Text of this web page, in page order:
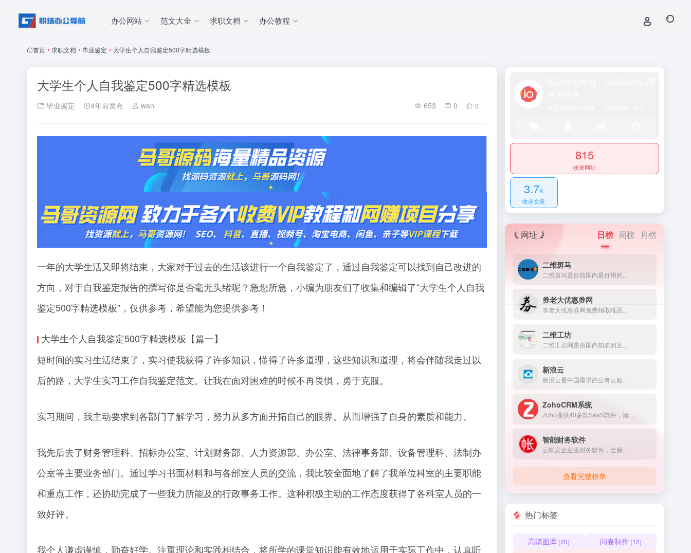
办公网站 范文大全 求职文档 办公教程
首页 • 求职文档 • 毕业鉴定 • 大学生个人自我鉴定500字精选模板
大学生个人自我鉴定500字精选模板
毕业鉴定 4年前发布 wan 653 0 0
一年的大学生活又即将结束，大家对于过去的生活该进行一个自我鉴定了，通过自我鉴定可以找到自己改进的
方向，对于自我鉴定报告的撰写你是否毫无头绪呢？急您所急，小编为朋友们了收集和编辑了“大学生个人自我
鉴定500字精选模板”，仅供参考，希望能为您提供参考！
大学生个人自我鉴定500字精选模板【篇一】
短时间的实习生活结束了，实习使我获得了许多知识，懂得了许多道理，这些知识和道理，将会伴随我走过以
后的路，大学生实习工作自我鉴定范文。让我在面对困难的时候不再畏惧，勇于克服。
实习期间，我主动要求到各部门了解学习，努力从多方面开拓自己的眼界。从而增强了自身的素质和能力。
我先后去了财务管理科、招标办公室、计划财务部、人力资源部、办公室、法律事务部、设备管理科、法制办
公室等主要业务部门。通过学习书面材料和与各部室人员的交流，我比较全面地了解了我单位科室的主要职能
和重点工作，还协助完成了一些我力所能及的行政事务工作。这种积极主动的工作态度获得了各科室人员的一
致好评。
我个人谦虚谨慎，勤奋好学。注重理论和实践相结合，将所学的课堂知识能有效地运用于实际工作中，认真听
815
收录网址
3.7K
收录文章
网址 日榜 周榜 月榜
二维斑马
二维斑马是目前国内最好用的...
券老大优惠券网
券老大优惠券网免费领取唯品...
二维工坊
二维工坊网是由国内知名的互...
新浪云
新浪云是中国最早的公有云服...
ZohoCRM系统
Zoho提供40多款SaaS软件，涵...
智能财务软件
云帐房企业版财务软件，全新...
查看完整榜单
热门标签
高清图库(20) 问卷制作(12)